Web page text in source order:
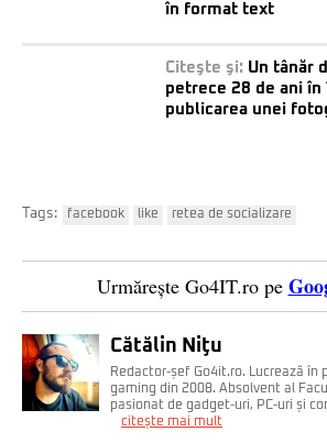
în format text
Citeşte şi: Un tânăr
petrece 28 de ani în
publicarea unei
Tags: facebook like retea de socializare
Urmărește Go4IT.ro pe
Cătălin Niţu
Redactor-șef Go4it.ro. Lucrează în
gaming din 2008. Absolvent al
pasionat de gadget-uri, PC-uri și
citește mai mult